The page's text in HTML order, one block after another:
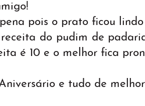
pois o prato ficou
do pudim de
é 10 e o melhor fica
e tudo de